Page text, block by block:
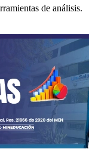
de análisis.